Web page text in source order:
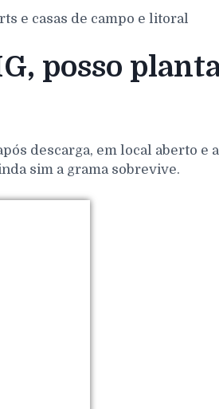
e casas de campo e litoral
posso
descarga, em local aberto e
sim a grama sobrevive.